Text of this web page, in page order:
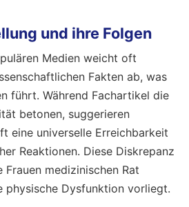
und ihre Folgen
Medien weicht oft
Fakten ab, was
führt. Während Fachartikel die
betonen, suggerieren
eine universelle Erreichbarkeit
Reaktionen. Diese Diskrepanz
medizinischen Rat
physische Dysfunktion vorliegt.